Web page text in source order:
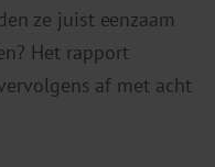
ze juist eenzaam
Het rapport
af met acht